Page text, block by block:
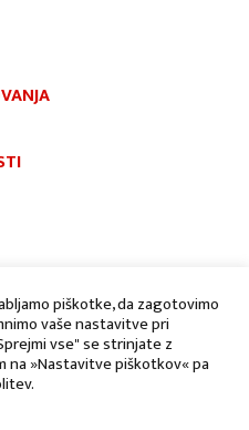
piškotke, da zagotovimo
vaše nastavitve pri
vse" se strinjate z
na »Nastavitve piškotkov« pa